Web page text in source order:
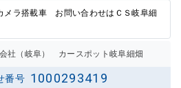
メラ搭載車 お問い合わせはＣＳ岐阜細
社（岐阜） カースポット岐阜細畑
番号 1000293419